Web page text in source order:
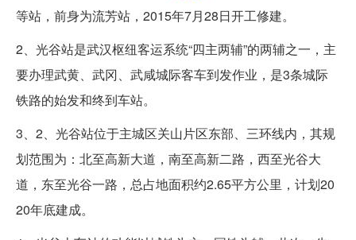
等站，前身为流芳站，2015年7月28日开工修建。
2、光谷站是武汉枢纽客运系统“四主两辅”的两辅之一，主
要办理武黄、武冈、武咸城际客车到发作业，是3条城际
铁路的始发和终到车站。
3、2、光谷站位于主城区关山片区东部、三环线内，其规
划范围为：北至高新大道，南至高新二路，西至光谷大
道，东至光谷一路，总占地面积约2.65平方公里，计划20
20年底建成。